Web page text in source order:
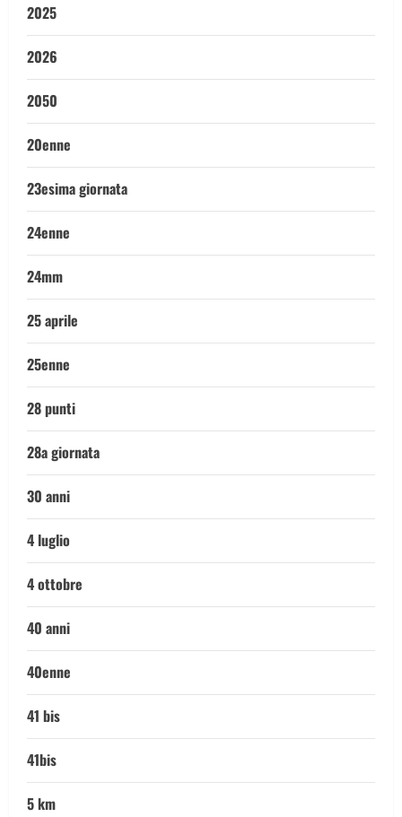
2025
2026
2050
20enne
23esima giornata
24enne
24mm
25 aprile
25enne
28 punti
28a giornata
30 anni
4 luglio
4 ottobre
40 anni
40enne
41 bis
41bis
5 km